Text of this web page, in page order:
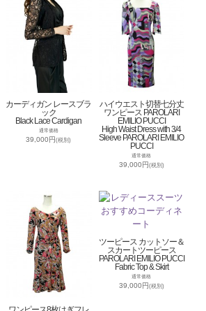
カーディガン レースブラ
ック
Black Lace Cardigan
通常価格
39,000円(税別)
ハイウエスト切替七分丈
ワンピース PAROLARI
EMILIO PUCCI
High Waist Dress with 3/4
Sleeve PAROLARI EMILIO
PUCCI
通常価格
39,000円(税別)
ツーピース カットソー＆
スカートツーピース
PAROLARI EMILIO PUCCI
Fabric Top & Skirt
通常価格
39,000円(税別)